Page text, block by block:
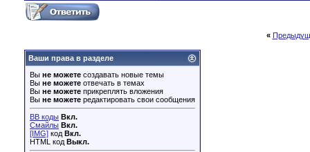
«
Ваши права в разделе
Вы не можете создавать новые темы
Вы не можете отвечать в темах
Вы не можете прикреплять вложения
Вы не можете редактировать свои сообщения
BB коды Вкл.
Смайлы Вкл.
[IMG] код Вкл.
HTML код Выкл.